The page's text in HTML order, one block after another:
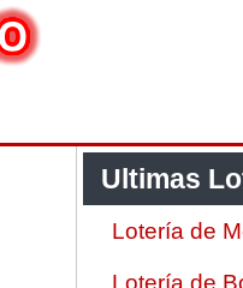
Ultimas
Lotería de
Lotería de